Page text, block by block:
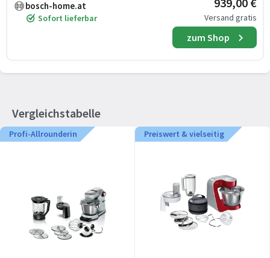
bosch-home.at
Sofort lieferbar Versand gratis
zum Shop
Vergleichstabelle
Profi-Allrounderin Preiswert & vielseitig